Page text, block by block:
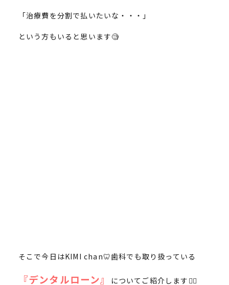
「治療費を分割で払いたいな・・・」
という方もいると思います🧐
そこで今日はKIMI chan🦷歯科でも取り扱っている
『デンタルローン』 についてご紹介します💁‍♀️